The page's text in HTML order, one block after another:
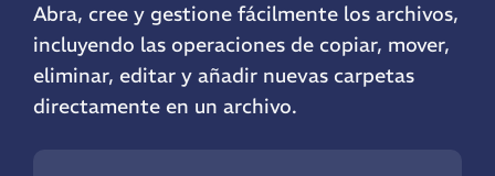
Abra, cree y gestione fácilmente los archivos,
incluyendo las operaciones de copiar, mover,
eliminar, editar y añadir nuevas carpetas
directamente en un archivo.